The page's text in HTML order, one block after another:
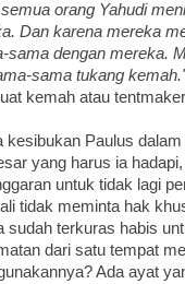
orang Yahudi
Dan karena mereka
sama dengan mereka.
sama tukang
kemah atau
kesibukan Paulus
yang harus ia
untuk tidak lagi
tidak meminta hak
sudah terkuras habis
dari satu tempat
Ada ayat